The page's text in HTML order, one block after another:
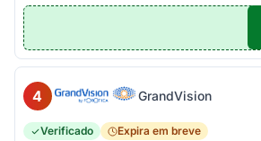
4 GrandVision
Verificado Expira em breve